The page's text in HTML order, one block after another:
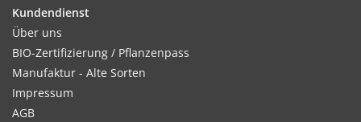
Kultur:
Nach dem Auflaufen luftig und heller weiterkultivieren.
Später auspflanzen im Abstand 15–20cm.
Kundendienst
Über uns
BIO-Zertifizierung / Pflanzenpass
Manufaktur - Alte Sorten
Impressum
AGB